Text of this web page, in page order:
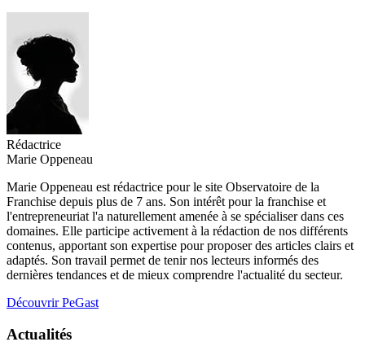
Rédactrice
Marie Oppeneau
Marie Oppeneau est rédactrice pour le site Observatoire de la
Franchise depuis plus de 7 ans. Son intérêt pour la franchise et
l'entrepreneuriat l'a naturellement amenée à se spécialiser dans ces
domaines. Elle participe activement à la rédaction de nos différents
contenus, apportant son expertise pour proposer des articles clairs et
adaptés. Son travail permet de tenir nos lecteurs informés des
dernières tendances et de mieux comprendre l'actualité du secteur.
Découvrir PeGast
Actualités